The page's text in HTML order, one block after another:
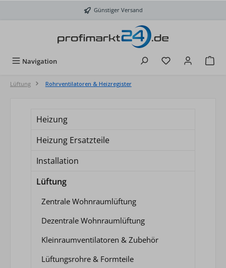
Günstiger Versand
Navigation Du hast 0
Lüftung Rohrventilatoren & Heizregister
Heizung
Heizung Ersatzteile
Installation
Lüftung
Zentrale Wohnraumlüftung
Dezentrale Wohnraumlüftung
Kleinraumventilatoren & Zubehör
Lüftungsrohre & Formteile